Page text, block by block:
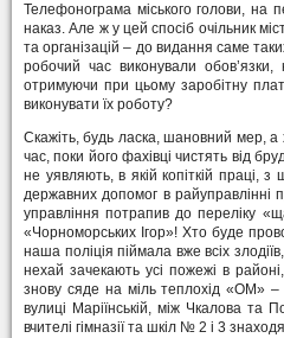
Телефонограма міського голови,
наказ. Але ж у цей спосіб очільник
та організацій – до видання саме
робочий час виконували
отримуючи при цьому заробітну
виконувати їх роботу?
Скажіть, будь ласка, шановний мер,
час, поки його фахівці чистять від
не уявляють, в якій копіткій праці,
державних допомог в райуправлінні
управління потрапив до переліку
«Чорноморських Ігор»! Хто буде
наша поліція піймала вже всіх
нехай зачекають усі пожежі в
знову сяде на міль теплохід «ОМ» –
вулиці Маріїнській, між Чкалова та
вчителі гімназії та шкіл № 2 і 3